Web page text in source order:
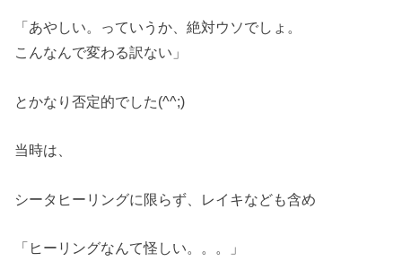
「あやしい。っていうか、絶対ウソでしょ。
こんなんで変わる訳ない」
とかなり否定的でした(^^;)
当時は、
シータヒーリングに限らず、レイキなども含め
「ヒーリングなんて怪しい。。。」